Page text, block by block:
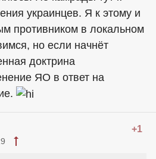
украинцев. Я к этому и
противником в локальном
но если начнёт
доктрина
ЯО в ответ на
+1